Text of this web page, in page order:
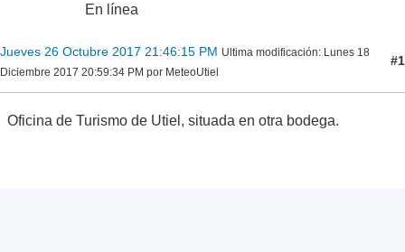
En línea
Jueves 26 Octubre 2017 21:46:15 PM Ultima modificación: Lunes 18
Diciembre 2017 20:59:34 PM por MeteoUtiel
#1
Oficina de Turismo de Utiel, situada en otra bodega.